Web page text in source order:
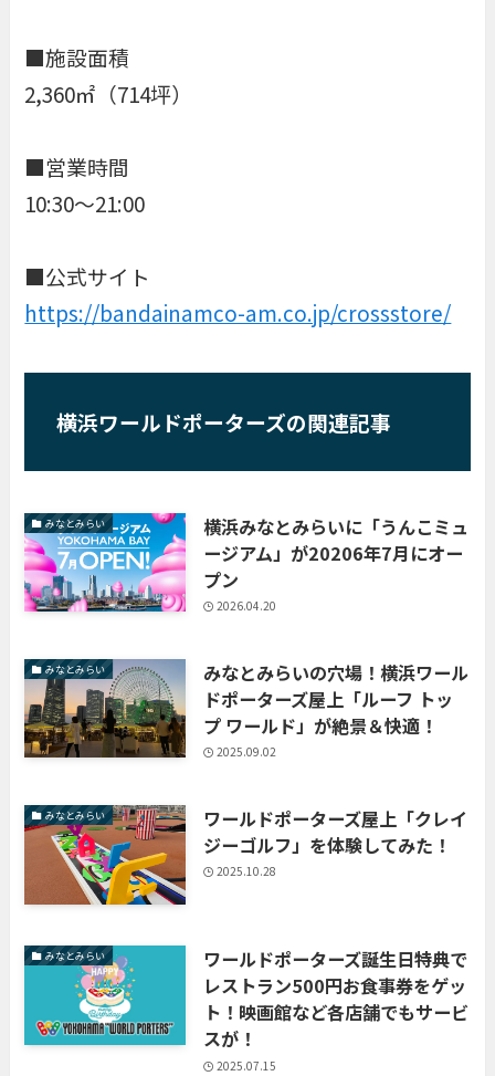
■施設面積
2,360㎡（714坪）
■営業時間
10:30～21:00
■公式サイト
https://bandainamco-am.co.jp/crossstore/
横浜ワールドポーターズの関連記事
みなとみらい
横浜みなとみらいに「うんこミュ
ージアム」が20206年7月にオー
プン
2026.04.20
みなとみらい
みなとみらいの穴場！横浜ワール
ドポーターズ屋上「ルーフ トッ
プ ワールド」が絶景＆快適！
2025.09.02
みなとみらい
ワールドポーターズ屋上「クレイ
ジーゴルフ」を体験してみた！
2025.10.28
みなとみらい
ワールドポーターズ誕生日特典で
レストラン500円お食事券をゲッ
ト！映画館など各店舗でもサービ
スが！
2025.07.15